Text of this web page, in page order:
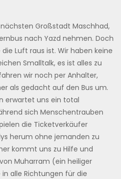
Großstadt Maschhad,
nach Yazd nehmen. Doch
Luft raus ist. Wir haben keine
Smalltalk, es ist alles zu
wir noch per Anhalter,
als gedacht auf den Bus um.
erwartet uns ein total
sich Menschentrauben
die Ticketverkäufer
herum ohne jemanden zu
kommt uns zu Hilfe und
Muharram (ein heiliger
alle Richtungen für die